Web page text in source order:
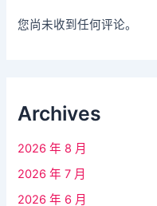
您尚未收到任何评论。
Archives
2026 年 8 月
2026 年 7 月
2026 年 6 月